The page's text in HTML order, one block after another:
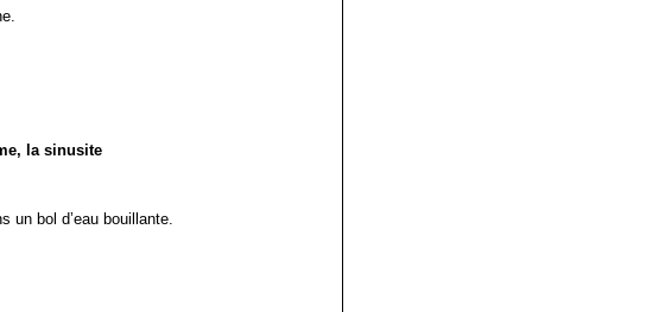
la sinusite
un bol d’eau bouillante.